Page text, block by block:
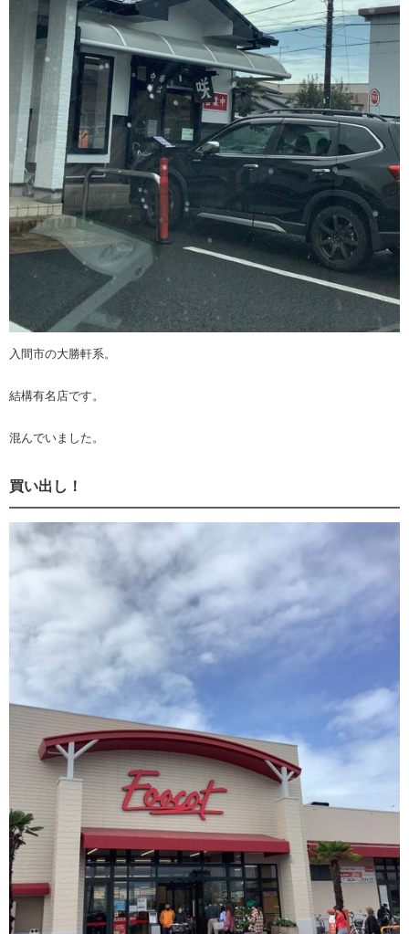
入間市の大勝軒系。
結構有名店です。
混んでいました。
買い出し！